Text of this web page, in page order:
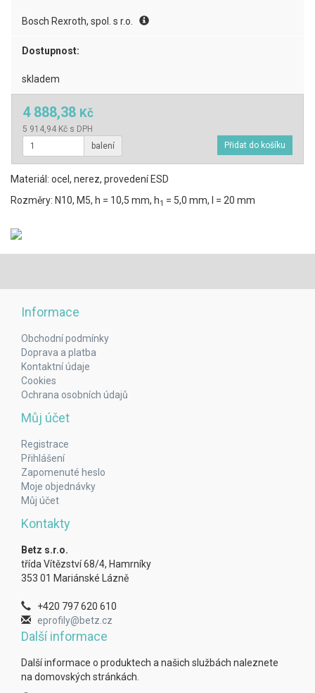
Bosch Rexroth, spol. s r.o.
Dostupnost:
skladem
4 888,38 Kč
5 914,94 Kč s DPH
balení
Materiál: ocel, nerez, provedení ESD
Rozměry: N10, M5, h = 10,5 mm, h1 = 5,0 mm, l = 20 mm
Informace
Obchodní podmínky
Doprava a platba
Kontaktní údaje
Cookies
Ochrana osobních údajů
Můj účet
Registrace
Přihlášení
Zapomenuté heslo
Moje objednávky
Můj účet
Kontakty
Betz s.r.o.
třída Vítězství 68/4, Hamrníky
353 01 Mariánské Lázně
+420 797 620 610
eprofily@betz.cz
Další informace
Další informace o produktech a našich službách naleznete
na domovských stránkách.